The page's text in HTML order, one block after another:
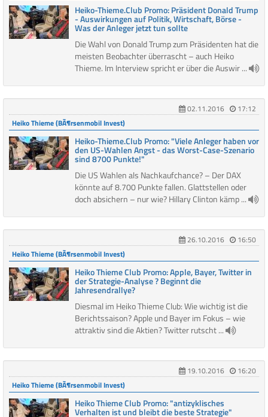
Heiko-Thieme.Club Promo: Präsident Donald Trump
- Auswirkungen auf Politik, Wirtschaft, Börse -
Was der Anleger jetzt tun sollte
Die Wahl von Donald Trump zum Präsidenten hat die
meisten Beobachter überrascht – auch Heiko
Thieme. Im Interview spricht er über die Auswir ...
02.11.2016
17:12
Heiko Thieme (BÃ¶rsenmobil Invest)
Heiko-Thieme.Club Promo: "Viele Anleger haben vor
den US-Wahlen Angst - das Worst-Case-Sze­na­rio
sind 8700 Punkte!"
Die US Wahlen als Nachkaufchance? – Der DAX
könnte auf 8.700 Punkte fallen. Glattstellen oder
doch absichern – nur wie? Hillary Clinton kämp ...
26.10.2016
16:50
Heiko Thieme (BÃ¶rsenmobil Invest)
Heiko Thieme Club Promo: Apple, Bayer, Twitter in
der Strategie-Analyse ? Beginnt die
Jahresendrallye?
Diesmal im Heiko Thieme Club: Wie wichtig ist die
Berichtssaison? Apple und Bayer im Fokus – wie
attraktiv sind die Aktien? Twitter rutscht ...
19.10.2016
16:20
Heiko Thieme (BÃ¶rsenmobil Invest)
Heiko Thieme Club Promo: "antizyklisches
Verhalten ist und bleibt die beste Strategie"